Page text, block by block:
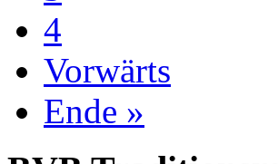
4
Vorwärts
Ende »